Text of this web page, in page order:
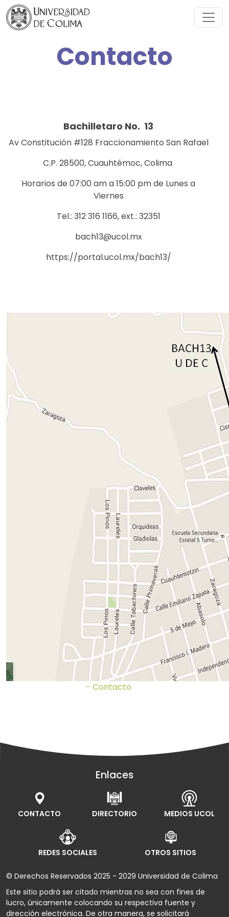
Contacto
Bachilletaro No. 13
Av Constitución #128 Fraccionamiento San Rafael
C.P. 28500, Cuauhtémoc, Colima
Horarios de 07:00 am a 15:00 pm de Lunes a
Viernes
Tel.: 312 316 1166, ext.: 32351
bach13@ucol.mx
https://portal.ucol.mx/bach13/
- Contacto
Enlaces
CONTACTO DIRECTORIO MEDIOS UCOL
REDES SOCIALES OTROS SITIOS
© Derechos Reservados 2025 - 2029 Universidad de Colima
Este sitio podrá ser citado mientras no sea con fines de
lucro, únicamente colocando su respectiva fuente y
dirección electrónica. De otra manera, se solicitará